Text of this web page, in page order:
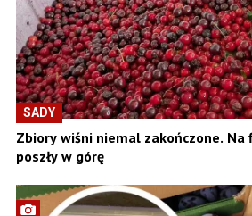
SADY
Zbiory wiśni niemal zakończone. Na
poszły w górę